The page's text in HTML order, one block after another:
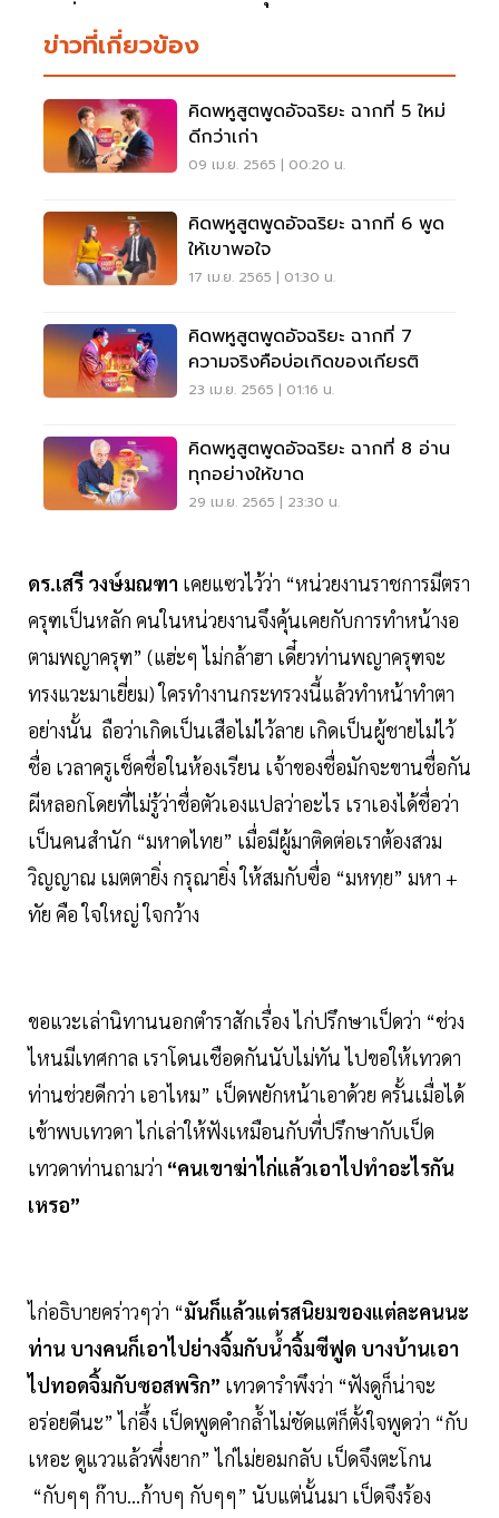
ข่าวที่เกี่ยวข้อง
คิดพหูสูตพูดอัจฉริยะ ฉากที่ 5 ใหม่
ดีกว่าเก่า
09 เม.ย. 2565 | 00:20 น.
คิดพหูสูตพูดอัจฉริยะ ฉากที่ 6 พูด
ให้เขาพอใจ
17 เม.ย. 2565 | 01:30 น.
คิดพหูสูตพูดอัจฉริยะ ฉากที่ 7
ความจริงคือบ่อเกิดของเกียรติ
23 เม.ย. 2565 | 01:16 น.
คิดพหูสูตพูดอัจฉริยะ ฉากที่ 8 อ่าน
ทุกอย่างให้ขาด
29 เม.ย. 2565 | 23:30 น.
ดร.เสรี วงษ์มณฑา เคยแซวไว้ว่า “หน่วยงานราชการมีตรา
ครุฑเป็นหลัก คนในหน่วยงานจึงคุ้นเคยกับการทำหน้างอ
ตามพญาครุฑ” (แฮ่ะๆ ไม่กล้าฮา เดี๋ยวท่านพญาครุฑจะ
ทรงแวะมาเยี่ยม) ใครทำงานกระทรวงนี้แล้วทำหน้าทำตา
อย่างนั้น ถือว่าเกิดเป็นเสือไม่ไว้ลาย เกิดเป็นผู้ชายไม่ไว้
ชื่อ เวลาครูเช็คชื่อในห้องเรียน เจ้าของชื่อมักจะขานชื่อกัน
ผีหลอกโดยที่ไม่รู้ว่าชื่อตัวเองแปลว่าอะไร เราเองได้ชื่อว่า
เป็นคนสำนัก “มหาดไทย” เมื่อมีผู้มาติดต่อเราต้องสวม
วิญญาณ เมตตายิ่ง กรุณายิ่ง ให้สมกับฃื่อ “มหทฺย” มหา +
ทัย คือ ใจใหญ่ ใจกว้าง
ขอแวะเล่านิทานนอกตำราสักเรื่อง ไก่ปรึกษาเป็ดว่า “ช่วง
ไหนมีเทศกาล เราโดนเชือดกันนับไม่ทัน ไปขอให้เทวดา
ท่านช่วยดีกว่า เอาไหม” เป็ดพยักหน้าเอาด้วย ครั้นเมื่อได้
เข้าพบเทวดา ไก่เล่าให้ฟังเหมือนกับที่ปรึกษากับเป็ด
เทวดาท่านถามว่า “คนเขาฆ่าไก่แล้วเอาไปทำอะไรกัน
เหรอ”
ไก่อธิบายคร่าวๆว่า “มันก็แล้วแต่รสนิยมของแต่ละคนนะ
ท่าน บางคนก็เอาไปย่างจิ้มกับน้ำจิ้มซีฟูด บางบ้านเอา
ไปทอดจิ้มกับซอสพริก” เทวดารำพึงว่า “ฟังดูก็น่าจะ
อร่อยดีนะ” ไก่อึ้ง เป็ดพูดคำกล้ำไม่ชัดแต่ก็ตั้งใจพูดว่า “กับ
เหอะ ดูแววแล้วพึ่งยาก” ไก่ไม่ยอมกลับ เป็ดจึงตะโกน
“กับๆๆ ก๊าบ…ก้าบๆ กับๆๆ” นับแต่นั้นมา เป็ดจึงร้อง